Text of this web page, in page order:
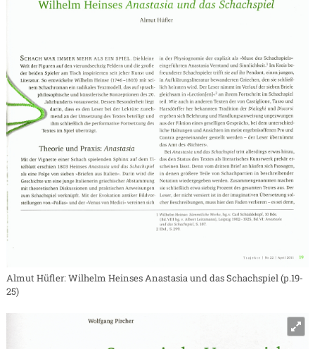
Almut Hüfler: Wilhelm Heinses Anastasia und das Schachspiel (p.19-
25)